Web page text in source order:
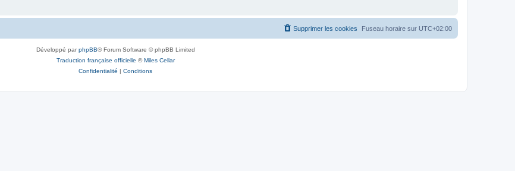
Fuseau horaire sur UTC+02:00
Supprimer les cookies
Développé parphpBB® Forum Software © phpBB Limited
Traduction française officielle ©Miles Cellar
Confidentialité | Conditions